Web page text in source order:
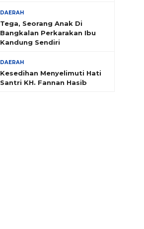
DAERAH
Tega, Seorang Anak Di
Bangkalan Perkarakan Ibu
Kandung Sendiri
DAERAH
Kesedihan Menyelimuti Hati
Santri KH. Fannan Hasib